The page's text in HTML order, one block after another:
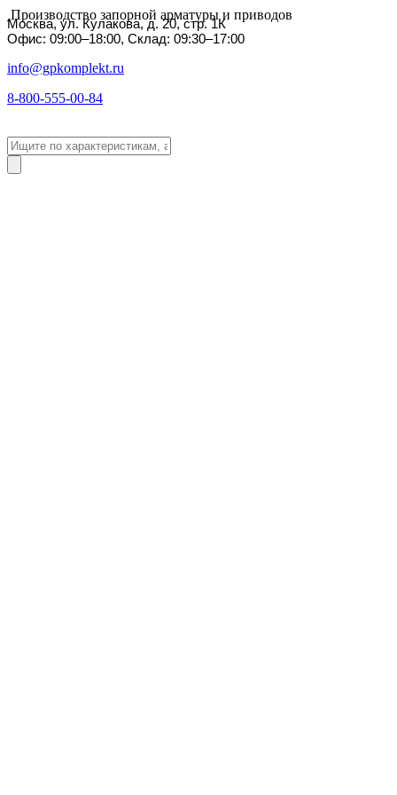
Производство запорной арматуры и приводов
Москва, ул. Кулакова, д. 20, стр. 1К
Офис: 09:00–18:00, Склад: 09:30–17:00
info@gpkomplekt.ru
8-800-555-00-84